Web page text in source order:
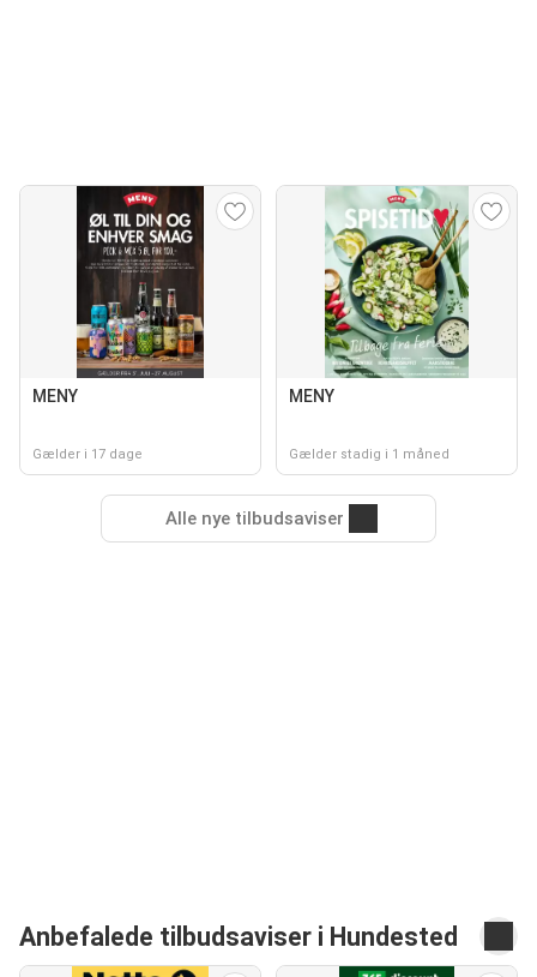
MENY
Gælder i 17 dage
MENY
Gælder stadig i 1 måned
Alle nye tilbudsaviser
Anbefalede tilbudsaviser i Hundested